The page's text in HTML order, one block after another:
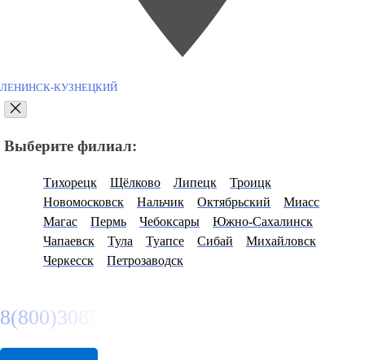
ЛЕНИНСК-КУЗНЕЦКИЙ
Выберите филиал:
Тихорецк Щёлково Липецк
Троицк
Новомосковск
Нальчик Октябрьский
Миасс
Магас
Пермь Чебоксары
Южно-Сахалинск
Чапаевск
Тула Туапсе Сибай
Михайловск
Черкесск
Петрозаводск
8(800)3085303